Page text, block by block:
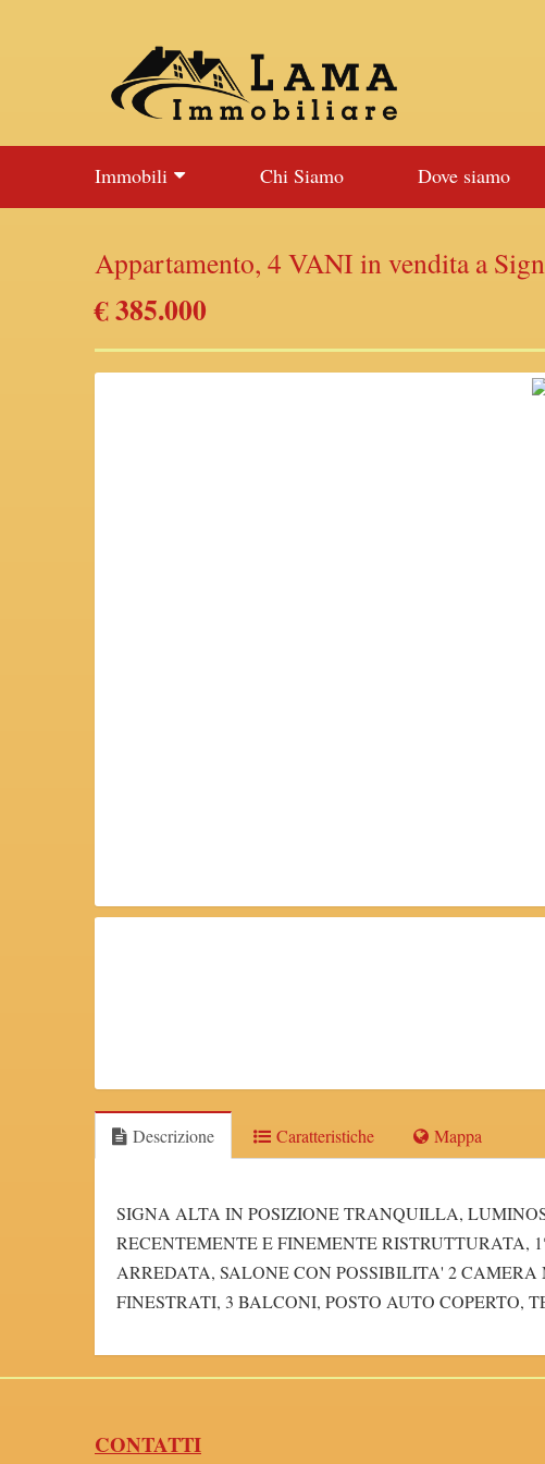
Immobili Chi Siamo Dove siamo
Appartamento, 4 VANI in vendita a
€ 385.000
Descrizione Caratteristiche Mappa
SIGNA ALTA IN POSIZIONE TRANQUILLA,
RECENTEMENTE E FINEMENTE RISTRUTTURATA,
ARREDATA, SALONE CON POSSIBILITA' 2
FINESTRATI, 3 BALCONI, POSTO AUTO COPERTO,
CONTATTI